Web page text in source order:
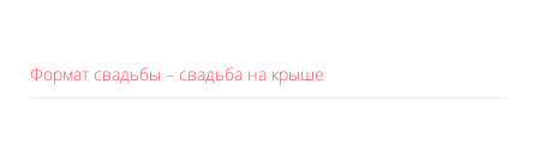
Формат свадьбы – свадьба на крыше